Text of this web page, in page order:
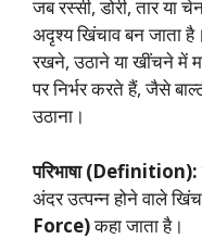
जब रस्सी, डोरी, तार या
अदृश्य खिंचाव बन जाता
रखने, उठाने या खींचने में
पर निर्भर करते हैं, जैसे
उठाना।
परिभाषा (Definition):
अंदर उत्पन्न होने वाले
Force)कहा जाता है।